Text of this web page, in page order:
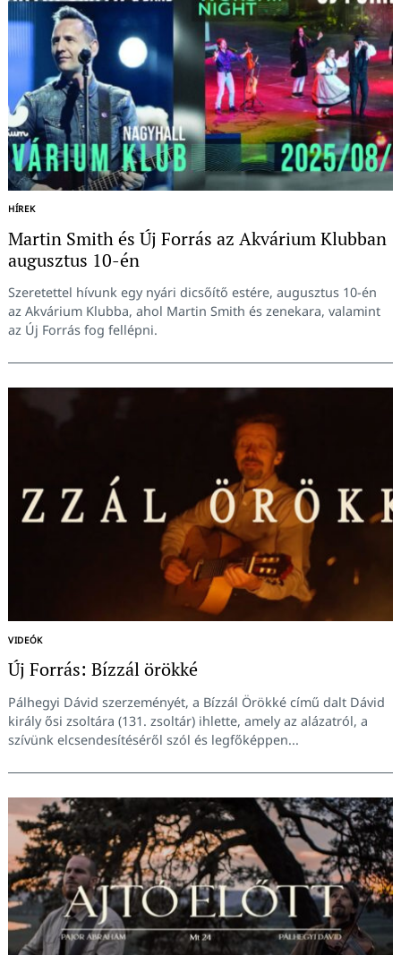
HÍREK
Martin Smith és Új Forrás az Akvárium Klubban
augusztus 10-én
Szeretettel hívunk egy nyári dicsőítő estére, augusztus 10-én
az Akvárium Klubba, ahol Martin Smith és zenekara, valamint
az Új Forrás fog fellépni.
VIDEÓK
Új Forrás: Bízzál örökké
Pálhegyi Dávid szerzeményét, a Bízzál Örökké című dalt Dávid
király ősi zsoltára (131. zsoltár) ihlette, amely az alázatról, a
szívünk elcsendesítéséről szól és legfőképpen...
Keresés: